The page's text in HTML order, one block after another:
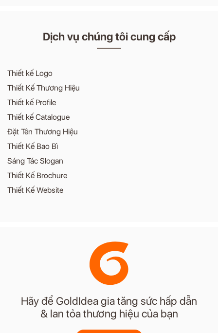
Dịch vụ chúng tôi cung cấp
Thiết kế Logo
Thiết Kế Thương Hiệu
Thiết kế Profile
Thiết kế Catalogue
Đặt Tên Thương Hiệu
Thiết Kế Bao Bì
Sáng Tác Slogan
Thiết Kế Brochure
Thiết Kế Website
Hãy để GoldIdea gia tăng sức hấp dẫn
& lan tỏa thương hiệu của bạn